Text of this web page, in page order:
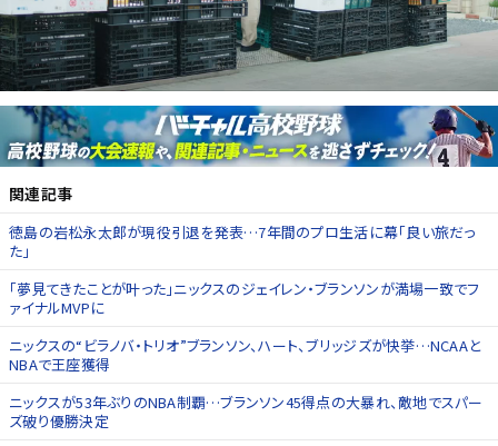
関連記事
徳島の岩松永太郎が現役引退を発表…7年間のプロ生活に幕「良い旅だっ
た」
「夢見てきたことが叶った」ニックスのジェイレン・ブランソンが満場一致でフ
ァイナルMVPに
ニックスの“ビラノバ・トリオ”ブランソン、ハート、ブリッジズが快挙…NCAAと
NBAで王座獲得
ニックスが53年ぶりのNBA制覇…ブランソン45得点の大暴れ、敵地でスパー
ズ破り優勝決定